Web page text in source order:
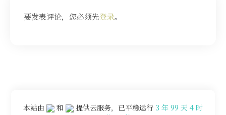
要发表评论，您必须先登录。
本站由 和 提供云服务，已平稳运行 3 年 99 天 4 时